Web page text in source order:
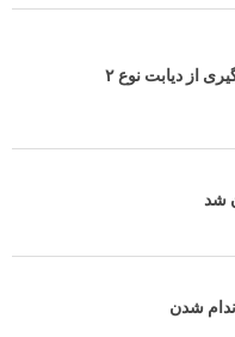
از دیابت نوع ۲
شد
شدن